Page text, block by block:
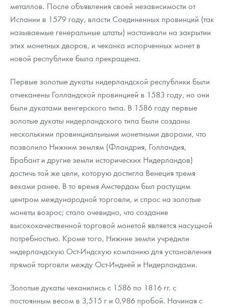
металлов. После объявления своей независимости от
Испании в 1579 году, власти Соединенных провинций (так
называемые генеральные штаты) настаивали на закрытии
этих монетных дворов, и чеканка испорченных монет в
новой республике была прекращена.
Первые золотые дукаты нидерландской республики были
отчеканены Голландской провинцией в 1583 году, но они
были дукатами венгерского типа. В 1586 году первые
золотые дукаты нидерландского типа были созданы
несколькими провинциальными монетными дворами, что
позволило Нижним землям (Фландрия, Голландия,
Брабант и другие земли исторических Нидерландов)
достичь той же цели, которую достигла Венеция тремя
веками ранее. В то время Амстердам был растущим
центром международной торговли, и спрос на золотые
монеты возрос; стало очевидно, что создание
высококачественной торговой монетой является насущной
потребностью. Кроме того, Нижние земли учредили
нидерландскую Ост-Индскую компанию для установления
прямой торговли между Ост-Индией и Нидерландами.
Золотые дукаты чеканились с 1586 по 1816 гг. с
постоянным весом в 3,515 г и 0,986 пробой. Начиная с